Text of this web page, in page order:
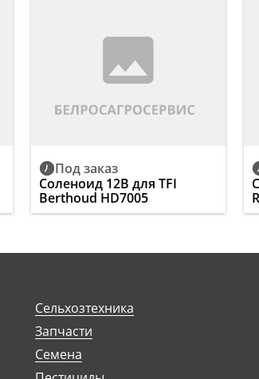
Под заказ
Соленоид 12B для TFI
Berthoud HD7005
Сельхозтехника
Запчасти
Семена